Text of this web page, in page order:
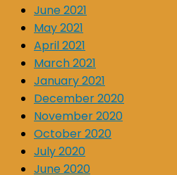
June 2021
May 2021
April 2021
March 2021
January 2021
December 2020
November 2020
October 2020
July 2020
June 2020